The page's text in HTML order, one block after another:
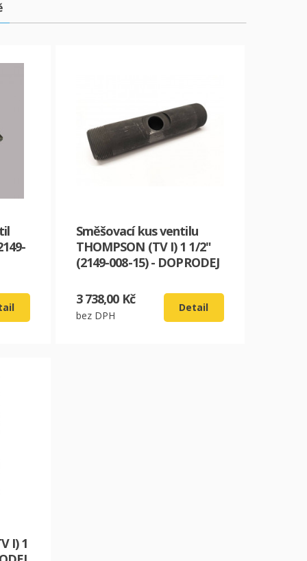
Směšovací kus ventilu
THOMPSON (TV I) 1 1/2"
(2149-008-15) - DOPRODEJ
3 738,00 Kč
bez DPH
Detail
I) 1